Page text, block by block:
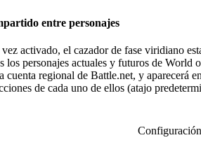
entre personajes
activado, el cazador de fase viridiano
los personajes actuales y futuros de World
cuenta regional de Battle.net, y aparecerá
de cada uno de ellos (atajo